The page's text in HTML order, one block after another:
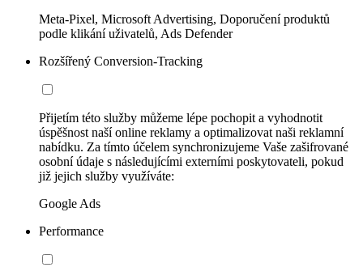
Meta-Pixel, Microsoft Advertising, Doporučení produktů
podle klikání uživatelů, Ads Defender
Rozšířený Conversion-Tracking
Přijetím této služby můžeme lépe pochopit a vyhodnotit
úspěšnost naší online reklamy a optimalizovat naši reklamní
nabídku. Za tímto účelem synchronizujeme Vaše zašifrované
osobní údaje s následujícími externími poskytovateli, pokud
již jejich služby využíváte:
Google Ads
Performance